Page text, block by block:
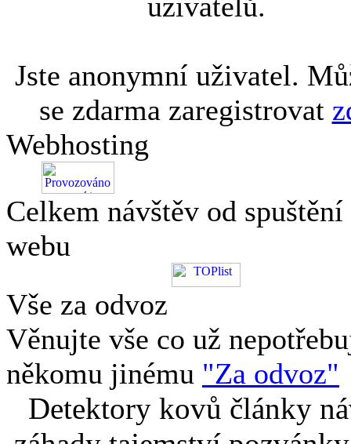
Jste anonymní uživatel.
se zdarma zaregistrovat
Webhosting
Celkem návštěv od spuštění
webu
Vše za odvoz
Věnujte vše co už
někomu jinému "Za odvoz"
Detektory kovů články